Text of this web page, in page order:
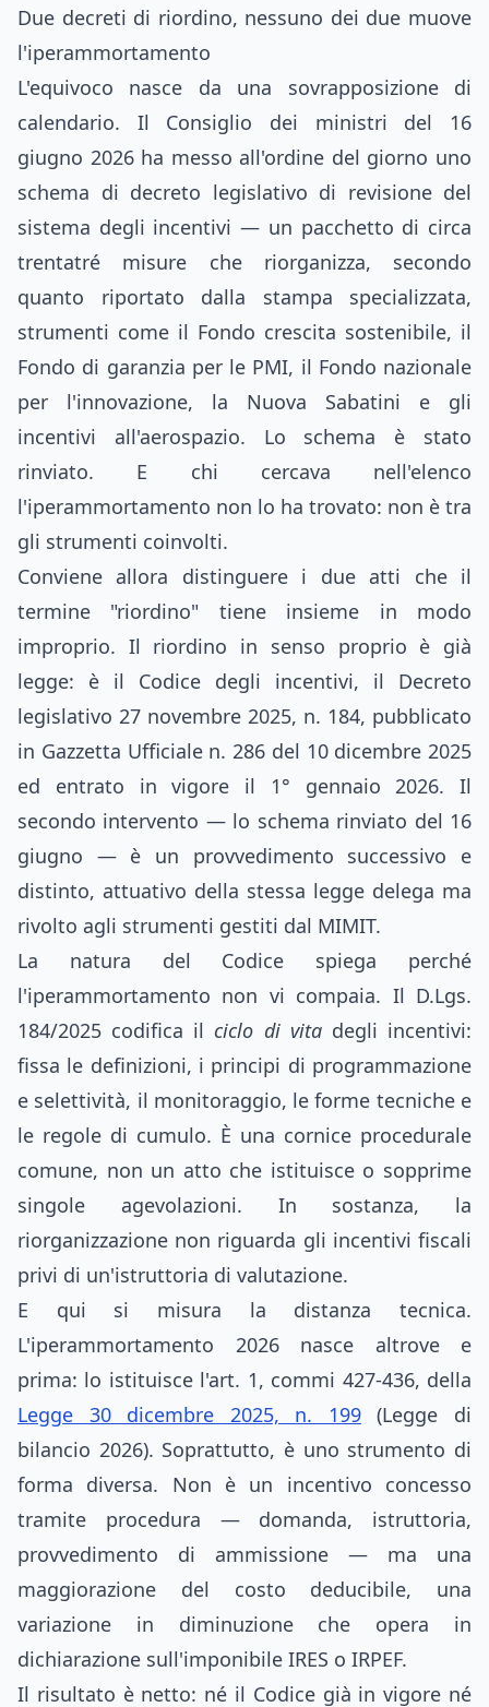
Due decreti di riordino, nessuno dei due muove
l'iperammortamento
L'equivoco nasce da una sovrapposizione di
calendario. Il Consiglio dei ministri del 16
giugno 2026 ha messo all'ordine del giorno uno
schema di decreto legislativo di revisione del
sistema degli incentivi — un pacchetto di circa
trentatré misure che riorganizza, secondo
quanto riportato dalla stampa specializzata,
strumenti come il Fondo crescita sostenibile, il
Fondo di garanzia per le PMI, il Fondo nazionale
per l'innovazione, la Nuova Sabatini e gli
incentivi all'aerospazio. Lo schema è stato
rinviato. E chi cercava nell'elenco
l'iperammortamento non lo ha trovato: non è tra
gli strumenti coinvolti.
Conviene allora distinguere i due atti che il
termine "riordino" tiene insieme in modo
improprio. Il riordino in senso proprio è già
legge: è il Codice degli incentivi, il Decreto
legislativo 27 novembre 2025, n. 184, pubblicato
in Gazzetta Ufficiale n. 286 del 10 dicembre 2025
ed entrato in vigore il 1° gennaio 2026. Il
secondo intervento — lo schema rinviato del 16
giugno — è un provvedimento successivo e
distinto, attuativo della stessa legge delega ma
rivolto agli strumenti gestiti dal MIMIT.
La natura del Codice spiega perché
l'iperammortamento non vi compaia. Il D.Lgs.
184/2025 codifica il ciclo di vitadegli incentivi:
fissa le definizioni, i principi di programmazione
e selettività, il monitoraggio, le forme tecniche e
le regole di cumulo. È una cornice procedurale
comune, non un atto che istituisce o sopprime
singole agevolazioni. In sostanza, la
riorganizzazione non riguarda gli incentivi fiscali
privi di un'istruttoria di valutazione.
E qui si misura la distanza tecnica.
L'iperammortamento 2026 nasce altrove e
prima: lo istituisce l'art. 1, commi 427-436, della
Legge 30 dicembre 2025, n. 199(Legge di
bilancio 2026). Soprattutto, è uno strumento di
forma diversa. Non è un incentivo concesso
tramite procedura — domanda, istruttoria,
provvedimento di ammissione — ma una
maggiorazione del costo deducibile, una
variazione in diminuzione che opera in
dichiarazione sull'imponibile IRES o IRPEF.
Il risultato è netto: né il Codice già in vigore né